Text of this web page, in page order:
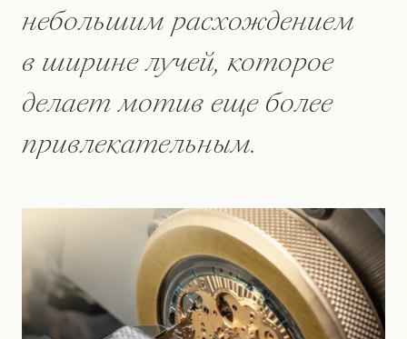
небольшим расхождением
в ширине лучей, которое
делает мотив еще более
привлекательным.